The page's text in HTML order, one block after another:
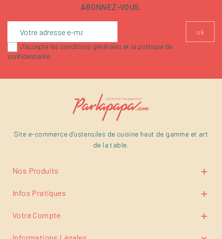
ABONNEZ-VOUS.
J'accepte les conditions générales et la politique de
confidentialité
Site e-commerce d'ustensiles de cuisine haut de gamme et art
de la table.
Nos Produits 
Infos Pratiques 
Votre Compte 